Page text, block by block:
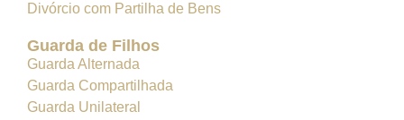
Divórcio com Partilha de Bens
Guarda de Filhos
Guarda Alternada
Guarda Compartilhada
Guarda Unilateral